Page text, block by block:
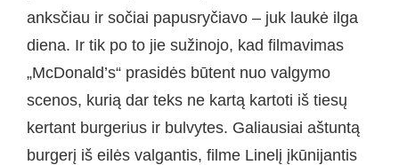
anksčiau ir sočiai papusryčiavo – juk laukė ilga
diena. Ir tik po to jie sužinojo, kad filmavimas
„McDonald’s“ prasidės būtent nuo valgymo
scenos, kurią dar teks ne kartą kartoti iš tiesų
kertant burgerius ir bulvytes. Galiausiai aštuntą
burgerį iš eilės valgantis, filme Linelį įkūnijantis